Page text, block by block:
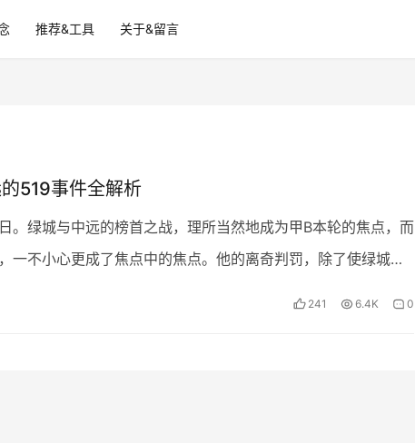
推荐&工具 关于&留言
519事件全解析
。绿城与中远的榜首之战，理所当然地成为甲B本轮的焦点，而
一不小心更成了焦点中的焦点。他的离奇判罚，除了使绿城队
241 6.4K 0